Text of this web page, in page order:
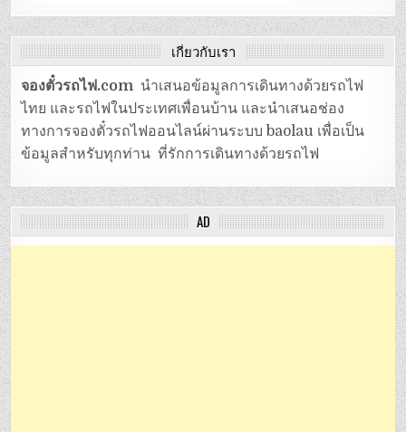
เกี่ยวกับเรา
จองตั๋วรถไฟ.com นำเสนอข้อมูลการเดินทางด้วยรถไฟ
ไทย และรถไฟในประเทศเพื่อนบ้าน และนำเสนอช่อง
ทางการจองตั๋วรถไฟออนไลน์ผ่านระบบ baolau เพื่อเป็น
ข้อมูลสำหรับทุกท่าน ที่รักการเดินทางด้วยรถไฟ
AD